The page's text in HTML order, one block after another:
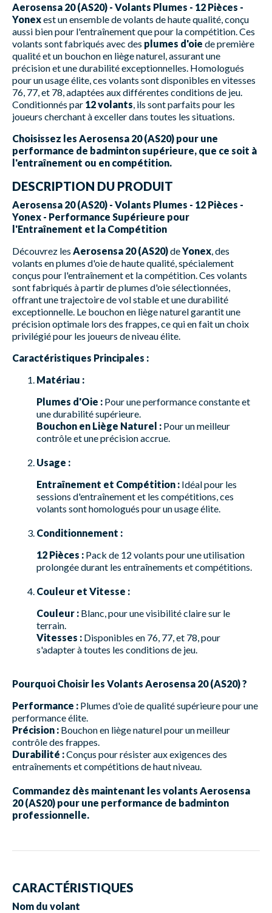
Aerosensa 20 (AS20) - Volants Plumes - 12 Pièces -
Yonexest un ensemble de volants de haute qualité, conçu
aussi bien pour l'entraînement que pour la compétition. Ces
volants sont fabriqués avec des plumes d'oie de première
qualité et un bouchon en liège naturel, assurant une
précision et une durabilité exceptionnelles. Homologués
pour un usage élite, ces volants sont disponibles en vitesses
76, 77, et 78, adaptées aux différentes conditions de jeu.
Conditionnés par 12 volants , ils sont parfaits pour les
joueurs cherchant à exceller dans toutes les situations.
Choisissez les Aerosensa 20 (AS20) pour une
performance de badminton supérieure, que ce soit à
l'entraînement ou en compétition.
DESCRIPTION DU PRODUIT
Aerosensa 20 (AS20) - Volants Plumes - 12 Pièces -
Yonex - Performance Supérieure pour
l'Entraînement et la Compétition
Découvrez les Aerosensa 20 (AS20)deYonex , des
volants en plumes d'oie de haute qualité, spécialement
conçus pour l'entraînement et la compétition. Ces volants
sont fabriqués à partir de plumes d'oie sélectionnées,
offrant une trajectoire de vol stable et une durabilité
exceptionnelle. Le bouchon en liège naturel garantit une
précision optimale lors des frappes, ce qui en fait un choix
privilégié pour les joueurs de niveau élite.
Caractéristiques Principales :
Matériau :
Plumes d'Oie : Pour une performance constante et
une durabilité supérieure.
Bouchon en Liège Naturel : Pour un meilleur
contrôle et une précision accrue.
Usage :
Entraînement et Compétition : Idéal pour les
sessions d'entraînement et les compétitions, ces
volants sont homologués pour un usage élite.
Conditionnement :
12 Pièces : Pack de 12 volants pour une utilisation
prolongée durant les entraînements et compétitions.
Couleur et Vitesse :
Couleur : Blanc, pour une visibilité claire sur le
terrain.
Vitesses : Disponibles en 76, 77, et 78, pour
s'adapter à toutes les conditions de jeu.
Pourquoi Choisir les Volants Aerosensa 20 (AS20) ?
Performance : Plumes d'oie de qualité supérieure pour une
performance élite.
Précision : Bouchon en liège naturel pour un meilleur
contrôle des frappes.
Durabilité :Conçus pour résister aux exigences des
entraînements et compétitions de haut niveau.
Commandez dès maintenant les volants Aerosensa
20 (AS20) pour une performance de badminton
professionnelle.
CARACTÉRISTIQUES
Nom du volant